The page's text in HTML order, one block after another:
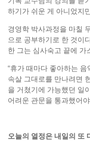
하기가 쉬운 게 아니었지
경영학 박사과정을 마칠
으로 공부하기로 한 것이
한 그는 심사숙고 끝에
“휴가 때마다 좋아하는
속살 그대로를 만나려면
을 거쳤기에 가능했던 일
어려운 관문을 통과했어
오늘의 열정은 내일의 또